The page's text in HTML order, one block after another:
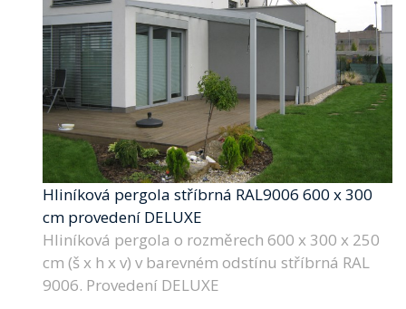
Hliníková pergola stříbrná RAL9006 600 x 300
cm provedení DELUXE
Hliníková pergola o rozměrech 600 x 300 x 250
cm (š x h x v) v barevném odstínu stříbrná RAL
9006. Provedení DELUXE